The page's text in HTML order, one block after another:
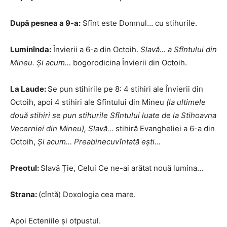
După pesnea a 9-a: Sfînt este Domnul… cu stihurile.
Luminînda: Învierii a 6-a din Octoih. Slavă… a Sfîntului din
Mineu. Şi acum… bogorodicina Învierii din Octoih.
La Laude: Se pun stihirile pe 8: 4 stihiri ale Învierii din
Octoih, apoi 4 stihiri ale Sfîntului din Mineu (la ultimele
două stihiri se pun stihurile Sfîntului luate de la Stihoavna
Vecerniei din Mineu), Slavă… stihiră Evangheliei a 6-a din
Octoih, Şi acum… Preabinecuvîntată eşti…
Preotul: Slavă Ție, Celui Ce ne-ai arătat nouă lumina…
Strana: (cîntă) Doxologia cea mare.
Apoi Ecteniile şi otpustul.